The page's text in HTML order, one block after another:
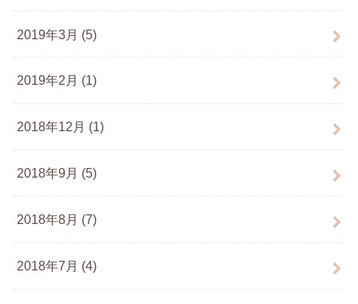
2019年3月 (5)
2019年2月 (1)
2018年12月 (1)
2018年9月 (5)
2018年8月 (7)
2018年7月 (4)